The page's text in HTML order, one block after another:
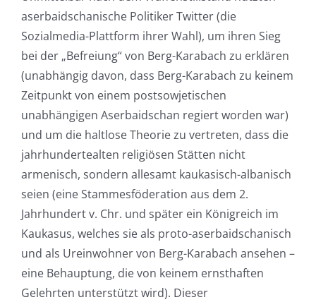
aserbaidschanische Politiker Twitter (die
Sozialmedia-Plattform ihrer Wahl), um ihren Sieg
bei der „Befreiung“ von Berg-Karabach zu erklären
(unabhängig davon, dass Berg-Karabach zu keinem
Zeitpunkt von einem postsowjetischen
unabhängigen Aserbaidschan regiert worden war)
und um die haltlose Theorie zu vertreten, dass die
jahrhundertealten religiösen Stätten nicht
armenisch, sondern allesamt kaukasisch-albanisch
seien (eine Stammesföderation aus dem 2.
Jahrhundert v. Chr. und später ein Königreich im
Kaukasus, welches sie als proto-aserbaidschanisch
und als Ureinwohner von Berg-Karabach ansehen –
eine Behauptung, die von keinem ernsthaften
Gelehrten unterstützt wird). Dieser